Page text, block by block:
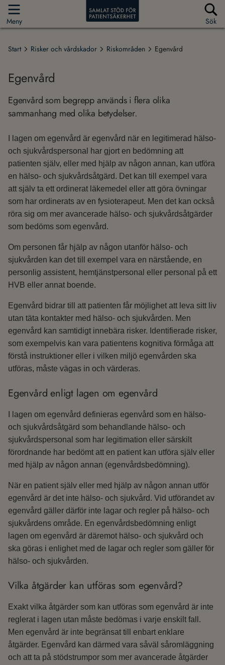
Meny Sök
Start Risker och vårdskador Riskområden Egenvård
Egenvård
Egenvård som begrepp används i flera olika
sammanhang med olika betydelser.
I lagen om egenvård är egenvård när en legitimerad hälso-
och sjukvårdspersonal har gjort en bedömning att
patienten själv, eller med hjälp av någon annan, kan utföra
en hälso- och sjukvårdsåtgärd. Det kan till exempel vara
att själv ta ett ordinerat läkemedel eller att göra övningar
som har ordinerats av en fysioterapeut. Men det kan också
röra sig om mer avancerade hälso- och sjukvårdsåtgärder
som bedöms som egenvård.
Om personen får hjälp av någon utanför hälso- och
sjukvården kan det till exempel vara en närstående, en
personlig assistent, hemtjänstpersonal eller personal på ett
HVB eller annat boende.
Egenvård bidrar till att patienten får möjlighet att leva sitt liv
utan täta kontakter med hälso- och sjukvården. Men
egenvård kan samtidigt innebära risker. Identifierade risker,
som exempelvis kan vara patientens kognitiva förmåga att
förstå instruktioner eller i vilken miljö egenvården ska
utföras, måste vägas in och värderas.
Egenvård enligt lagen om egenvård
I lagen om egenvård definieras egenvård som en hälso-
och sjukvårdsåtgärd som behandlande hälso- och
sjukvårdspersonal som har legitimation eller särskilt
förordnande har bedömt att en patient kan utföra själv eller
med hjälp av någon annan (egenvårdsbedömning).
När en patient själv eller med hjälp av någon annan utför
egenvård är det inte hälso- och sjukvård. Vid utförandet av
egenvård gäller därför inte lagar och regler på hälso- och
sjukvårdens område. En egenvårdsbedömning enligt
lagen om egenvård är däremot hälso- och sjukvård och
ska göras i enlighet med de lagar och regler som gäller för
hälso- och sjukvården.
Vilka åtgärder kan utföras som egenvård?
Exakt vilka åtgärder som kan utföras som egenvård är inte
reglerat i lagen utan måste bedömas i varje enskilt fall.
Men egenvård är inte begränsat till enbart enklare
åtgärder. Egenvård kan därmed vara såväl såromläggning
och att ta på stödstrumpor som mer avancerade åtgärder